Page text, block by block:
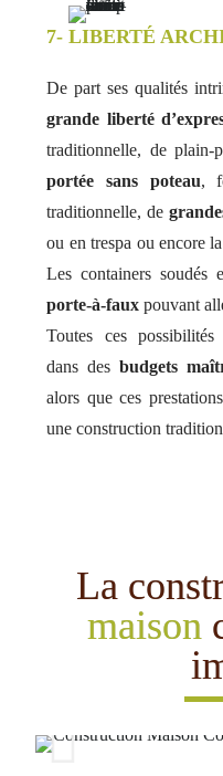
7- LIBERTÉ
De part ses qualités
grande liberté
traditionnelle, de plain-
portée sans poteau,
traditionnelle, de
ou en trespa ou encore
Les containers soudés
porte-à-fauxpouvant
Toutes ces possibilités
dans desbudgets
alors que ces
une construction
La
maison